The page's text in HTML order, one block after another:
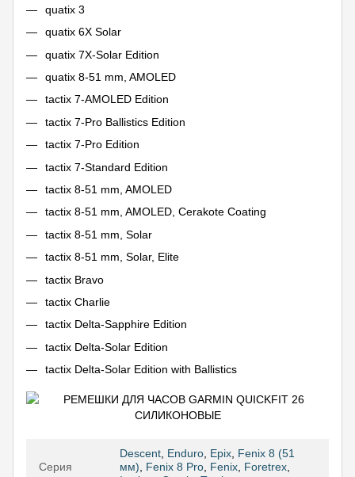
quatix 3
quatix 6X Solar
quatix 7X-Solar Edition
quatix 8-51 mm, AMOLED
tactix 7-AMOLED Edition
tactix 7-Pro Ballistics Edition
tactix 7-Pro Edition
tactix 7-Standard Edition
tactix 8-51 mm, AMOLED
tactix 8-51 mm, AMOLED, Cerakote Coating
tactix 8-51 mm, Solar
tactix 8-51 mm, Solar, Elite
tactix Bravo
tactix Charlie
tactix Delta-Sapphire Edition
tactix Delta-Solar Edition
tactix Delta-Solar Edition with Ballistics
Серия
Descent, Enduro, Epix, Fenix 8 (51
мм), Fenix 8 Pro, Fenix, Foretrex,